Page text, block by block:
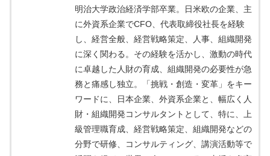
明治大学政治経済学部卒業。日米欧の企業、主
に外資系企業でCFO、代表取締役社長を経験
し、経営全般、経営戦略策定、人事、組織開発
に深く関わる。その経験を活かし、激動の時代
に卓越した人財の育成、組織開発の必要性が急
務と痛感し独立。「挑戦・創造・変革」をキー
ワードに、日本企業、外資系企業と、幅広く人
財・組織開発コンサルタントとして、特に、上
級管理職育成、経営戦略策定、組織開発などの
分野で研修、コンサルティング、講演活動等で